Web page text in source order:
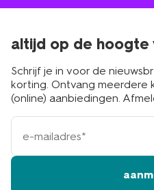
altijd op de hoogte
Schrijf je in voor de
korting. Ontvang meerdere
(online) aanbiedingen.
e-
mailadres